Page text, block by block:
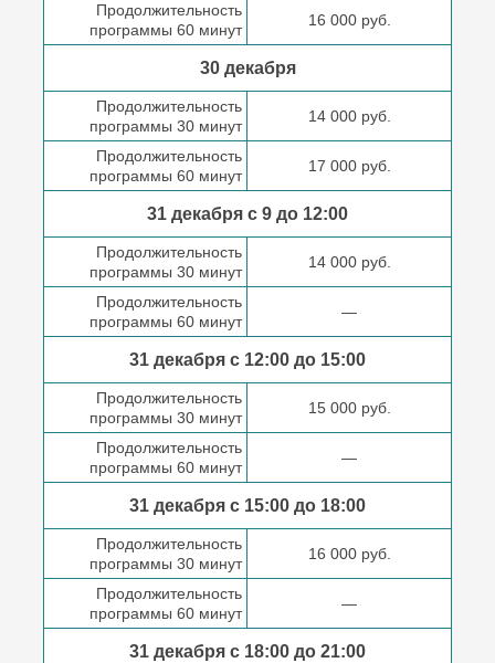
Продолжительность
программы 60 минут
16 000 руб.
30 декабря
Продолжительность
программы 30 минут
14 000 руб.
Продолжительность
программы 60 минут
17 000 руб.
31 декабря с 9 до 12:00
Продолжительность
программы 30 минут
14 000 руб.
Продолжительность
программы 60 минут
—
31 декабря с 12:00 до 15:00
Продолжительность
программы 30 минут
15 000 руб.
Продолжительность
программы 60 минут
—
31 декабря с 15:00 до 18:00
Продолжительность
программы 30 минут
16 000 руб.
Продолжительность
программы 60 минут
—
31 декабря с 18:00 до 21:00